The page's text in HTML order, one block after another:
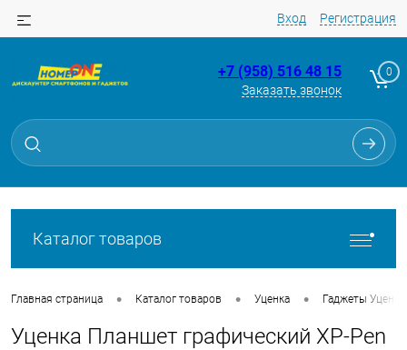
Вход Регистрация
+7 (958) 516 48 15
Заказать звонок
0
Каталог товаров
Главная страница • Каталог товаров • Уценка • Гаджеты Уценка
Уценка Планшет графический XP-Pen
Для клиентов всех банков
Разбейте
без переплат
Сегодня